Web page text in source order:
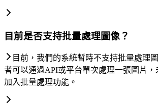
目前是否支持批量處理圖像？
目前，我們的系統暫時不支持批量處理
者可以通過API或平台單次處理一張圖片，
加入批量處理功能。